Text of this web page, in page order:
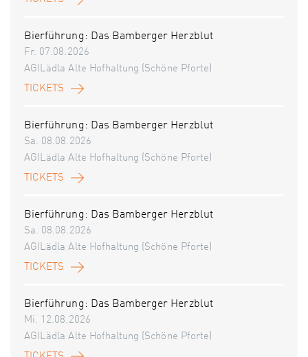
Bierführung: Das Bamberger Herzblut
Fr. 07.08.2026
AGILädla Alte Hofhaltung (Schöne Pforte)
TICKETS
Bierführung: Das Bamberger Herzblut
Sa. 08.08.2026
AGILädla Alte Hofhaltung (Schöne Pforte)
TICKETS
Bierführung: Das Bamberger Herzblut
Sa. 08.08.2026
AGILädla Alte Hofhaltung (Schöne Pforte)
TICKETS
Bierführung: Das Bamberger Herzblut
Mi. 12.08.2026
AGILädla Alte Hofhaltung (Schöne Pforte)